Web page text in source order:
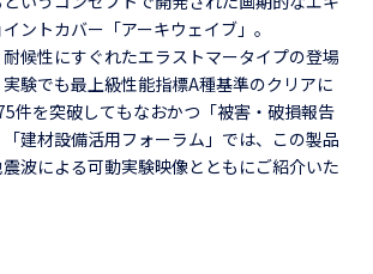
ントカバー「アーキウェイブ」。
候性にすぐれたエラストマータイプの登場
験でも最上級性能指標A種基準のクリアに
件を突破してもなおかつ「被害・破損報告
建材設備活用フォーラム」では、この製品
波による可動実験映像とともにご紹介いた